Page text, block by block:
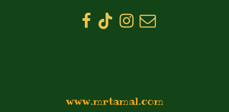
www.mrtamal.com